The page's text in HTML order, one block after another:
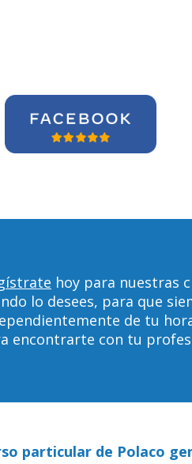
hoy para nuestras
lo desees, para que
de tu
encontrarte con tu
particular de Polaco